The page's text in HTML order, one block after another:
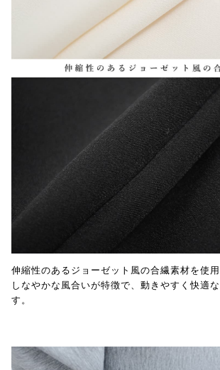
伸縮性のあるジョーゼット風の合繊素材を使
しなやかな風合いが特徴で、動きやすく快適
す。